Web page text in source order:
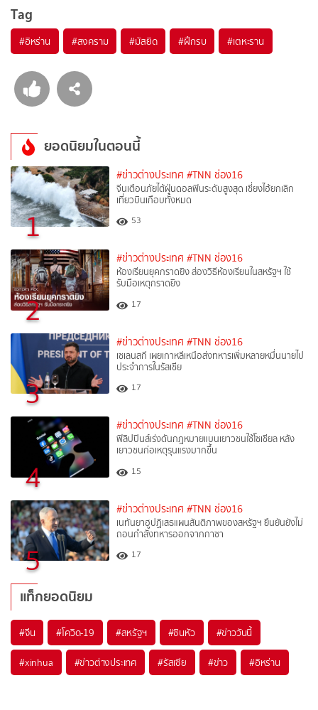
Tag
#อิหร่าน #สงคราม #มัสยิด #ฝึกรบ #เตหะราน
ยอดนิยมในตอนนี้
1
#ข่าวต่างประเทศ #TNN ช่อง16
จีนเตือนภัยไต้ฝุ่นดอลฟินระดับสูงสุด เซี่ยงไฮ้ยกเลิก
เที่ยวบินเกือบทั้งหมด
53
2
#ข่าวต่างประเทศ #TNN ช่อง16
ห้องเรียนยุคกราดยิง ส่องวิธีห้องเรียนในสหรัฐฯ ใช้
รับมือเหตุกราดยิง
17
3
#ข่าวต่างประเทศ #TNN ช่อง16
เซเลนสกี เผยเกาหลีเหนือส่งทหารเพิ่มหลายหมื่นนายไป
ประจำการในรัสเซีย
17
4
#ข่าวต่างประเทศ #TNN ช่อง16
ฟิลิปปินส์เร่งดันกฎหมายแบนเยาวชนใช้โซเชียล หลัง
เยาวชนก่อเหตุรุนแรงมากขึ้น
15
5
#ข่าวต่างประเทศ #TNN ช่อง16
เนทันยาฮูปฏิเสธแผนสันติภาพของสหรัฐฯ ยืนยันยังไม่
ถอนกำลังทหารออกจากกาซา
17
แท็กยอดนิยม
#จีน #โควิด-19 #สหรัฐฯ #ซินหัว #ข่าววันนี้
#xinhua #ข่าวต่างประเทศ #รัสเซีย #ข่าว #อิหร่าน